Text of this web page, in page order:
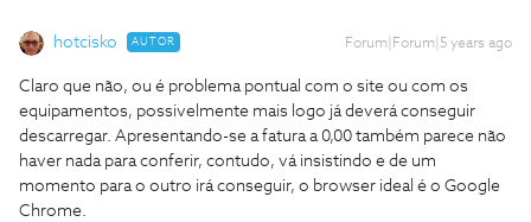
hotcisko AUTOR Forum|Forum|5 years ago
Claro que não, ou é problema pontual com o site ou com os
equipamentos, possivelmente mais logo já deverá conseguir
descarregar. Apresentando-se a fatura a 0,00 também parece não
haver nada para conferir, contudo, vá insistindo e de um
momento para o outro irá conseguir, o browser ideal é o Google
Chrome.